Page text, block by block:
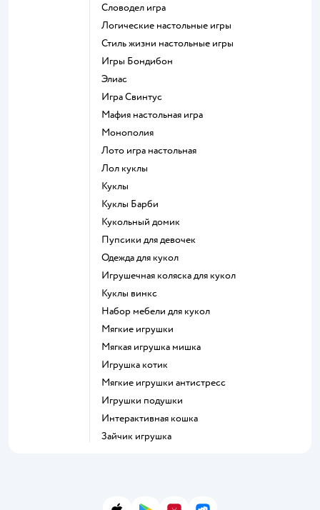
Словодел игра
Логические настольные игры
Стиль жизни настольные игры
Игры Бондибон
Элиас
Игра Свинтус
Мафия настольная игра
Монополия
Лото игра настольная
Лол куклы
Куклы
Куклы Барби
Кукольный домик
Пупсики для девочек
Одежда для кукол
Игрушечная коляска для кукол
Куклы винкс
Набор мебели для кукол
Мягкие игрушки
Мягкая игрушка мишка
Игрушка котик
Мягкие игрушки антистресс
Игрушки подушки
Интерактивная кошка
Зайчик игрушка